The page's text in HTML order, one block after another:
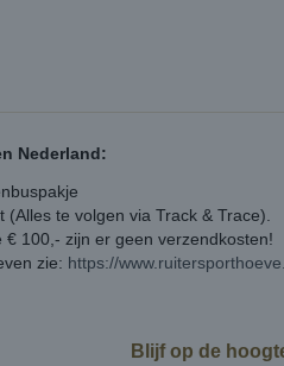
Nederland:
te volgen via Track & Trace).
€ 100,- zijn er geen verzendkosten!
zie: https://
Blijf op de